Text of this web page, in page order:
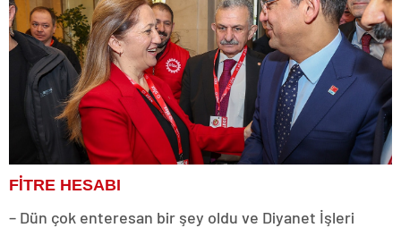
FİTRE HESABI
– Dün çok enteresan bir şey oldu ve Diyanet İşleri